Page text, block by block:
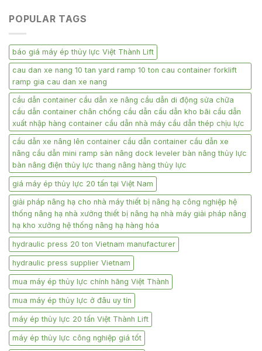
POPULAR TAGS
báo giá máy ép thủy lực Việt Thành Lift
cau dan xe nang 10 tan yard ramp 10 ton cau container forklift
ramp gia cau dan xe nang
cầu dẫn container cầu dẫn xe nâng cầu dẫn di động sửa chữa
cầu dẫn container chân chống cầu dẫn cầu dẫn kho bãi cầu dẫn
xuất nhập hàng container cầu dẫn nhà máy cầu dẫn thép chịu lực
cầu dẫn xe nâng lên container cầu dẫn container cầu dẫn xe
nâng cầu dẫn mini ramp sàn nâng dock leveler bàn nâng thủy lực
bàn nâng điện thủy lực thang nâng hàng thủy lực
giá máy ép thủy lực 20 tấn tại Việt Nam
giải pháp nâng hạ cho nhà máy thiết bị nâng hạ công nghiệp hệ
thống nâng hạ nhà xưởng thiết bị nâng hạ nhà máy giải pháp nâng
hạ kho xưởng hệ thống nâng hạ hàng hóa
hydraulic press 20 ton Vietnam manufacturer
hydraulic press supplier Vietnam
mua máy ép thủy lực chính hãng Việt Thành
mua máy ép thủy lực ở đâu uy tín
máy ép thủy lực 20 tấn Việt Thành Lift
máy ép thủy lực công nghiệp giá tốt